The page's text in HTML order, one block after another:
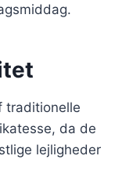
traditionelle
da de
lejligheder